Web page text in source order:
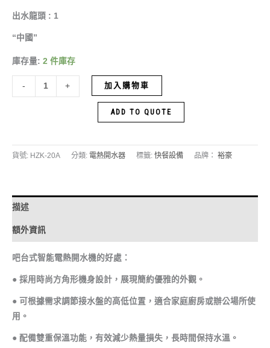
出水龍頭 : 1
“中國”
庫存量: 2 件庫存
- + 加入購物車
ADD TO QUOTE
貨號: HZK-20A 分類: 電熱開水器 標籤: 快餐設備 品牌： 裕豪
描述
額外資訊
吧台式智能電熱開水機的好處：
● 採用時尚方角形機身設計，展現簡約優雅的外觀。
● 可根據需求調節接水盤的高低位置，適合家庭廚房或辦公場所使
用。
● 配備雙重保溫功能，有效減少熱量損失，長時間保持水溫。